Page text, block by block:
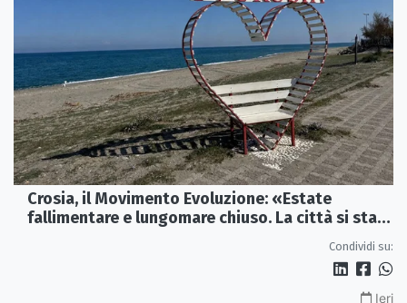
Crosia, il Movimento Evoluzione: «Estate
fallimentare e lungomare chiuso. La città si sta
Condividi su:
Ieri